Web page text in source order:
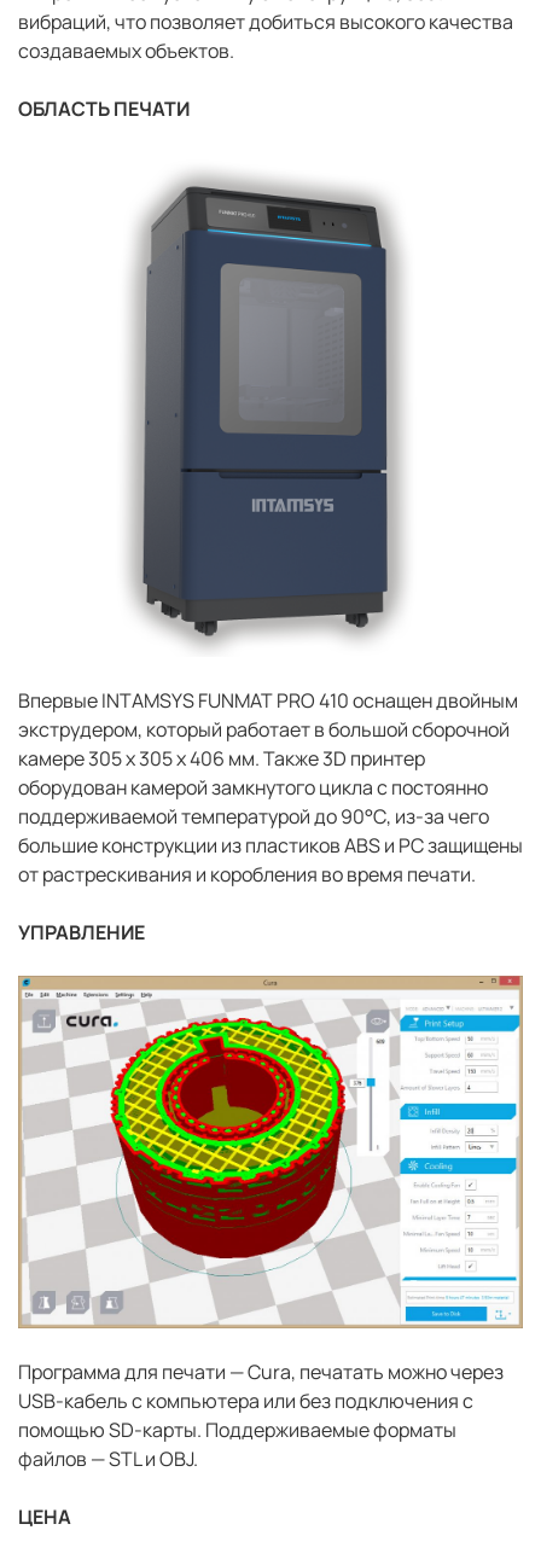
вибраций, что позволяет добиться высокого качества
создаваемых объектов.
ОБЛАСТЬ ПЕЧАТИ
Впервые INTAMSYS FUNMAT PRO 410 оснащен двойным
экструдером, который работает в большой сборочной
камере 305 x 305 x 406 мм. Также 3D принтер
оборудован камерой замкнутого цикла с постоянно
поддерживаемой температурой до 90°С, из-за чего
большие конструкции из пластиков ABS и PC защищены
от растрескивания и коробления во время печати.
УПРАВЛЕНИЕ
Программа для печати — Cura, печатать можно через
USB-кабель c компьютера или без подключения с
помощью SD-карты. Поддерживаемые форматы
файлов — STL и OBJ.
ЦЕНА